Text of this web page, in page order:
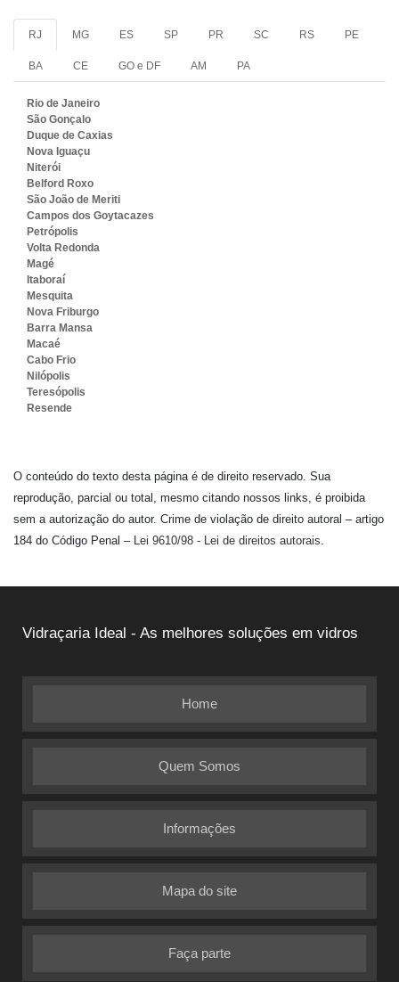
RJ MG ES SP PR SC RS PE
BA CE GO e DF AM PA
Rio de Janeiro
São Gonçalo
Duque de Caxias
Nova Iguaçu
Niterói
Belford Roxo
São João de Meriti
Campos dos Goytacazes
Petrópolis
Volta Redonda
Magé
Itaboraí
Mesquita
Nova Friburgo
Barra Mansa
Macaé
Cabo Frio
Nilópolis
Teresópolis
Resende
O conteúdo do texto desta página é de direito reservado. Sua
reprodução, parcial ou total, mesmo citando nossos links, é proibida
sem a autorização do autor. Crime de violação de direito autoral – artigo
184 do Código Penal –
Lei 9610/98 - Lei de direitos autorais
Vidraçaria Ideal - As melhores soluções em vidros
Home
Quem Somos
Informações
Mapa do site
Faça parte